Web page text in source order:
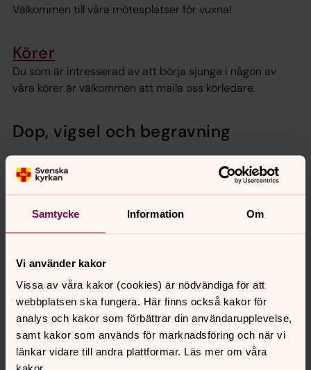
Samtycke Information Om
Vi använder kakor
Vissa av våra kakor (cookies) är nödvändiga för att
webbplatsen ska fungera. Här finns också kakor för
analys och kakor som förbättrar din användarupplevelse,
samt kakor som används för marknadsföring och när vi
länkar vidare till andra plattformar. Läs mer om våra
Välkommen till våra mötesplatser för vuxna!
Körer
Du som är intresserad av att börja sjunga i någon av
våra körer är välkommen att maila oss körledare.
Dop, vigsel och begravning
Dop
Dopet är ett löfte om att Gud är med under livets alla
dagar, oavsett vad som händer.
Vigsel och bröllop
Där får man inför Gud och sina närmaste säga ja till
varandra.
Begravning